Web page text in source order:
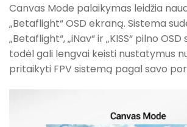
Canvas Mode palaikymas leidžia
„Betaflight“ OSD ekraną. Sistema
„Betaflight“, „iNav“ ir „KISS“ pilno
todėl gali lengvai keisti nustatymus
pritaikyti FPV sistemą pagal savo